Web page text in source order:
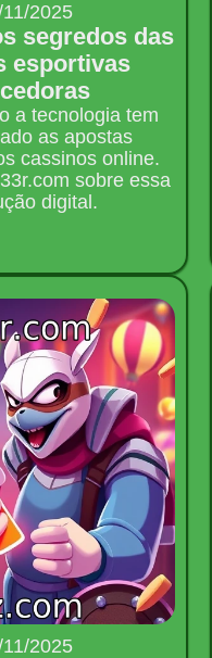
2025
segredos das
esportivas
a tecnologia tem
as apostas
cassinos online.
sobre essa
digital.
2025